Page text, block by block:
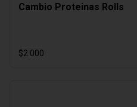
Cambio Proteinas Rolls
$2.000